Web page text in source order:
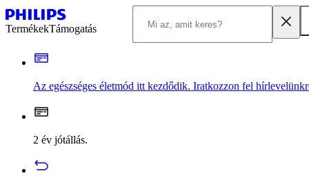
TermékekTámogatás
Az egészséges életmód itt kezdődik. Iratkozzon fel
2 év jótállás.